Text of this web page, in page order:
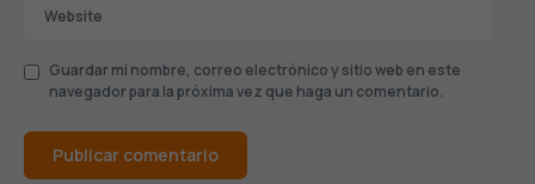
Guardar mi nombre, correo electrónico y sitio web en este
navegador para la próxima vez que haga un comentario.